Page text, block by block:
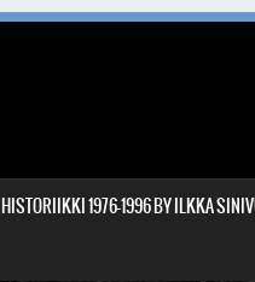
HISTORIIKKI 1976-1996 BY ILKKA